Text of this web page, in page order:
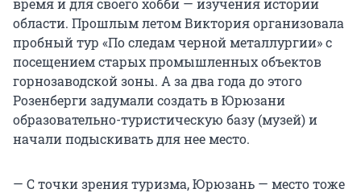
области. Прошлым летом Виктория организовала
пробный тур «По следам черной металлургии» с
посещением старых промышленных объектов
горнозаводской зоны. А за два года до этого
Розенберги задумали создать в Юрюзани
образовательно-туристическую базу (музей) и
начали подыскивать для нее место.
— С точки зрения туризма, Юрюзань — место тоже